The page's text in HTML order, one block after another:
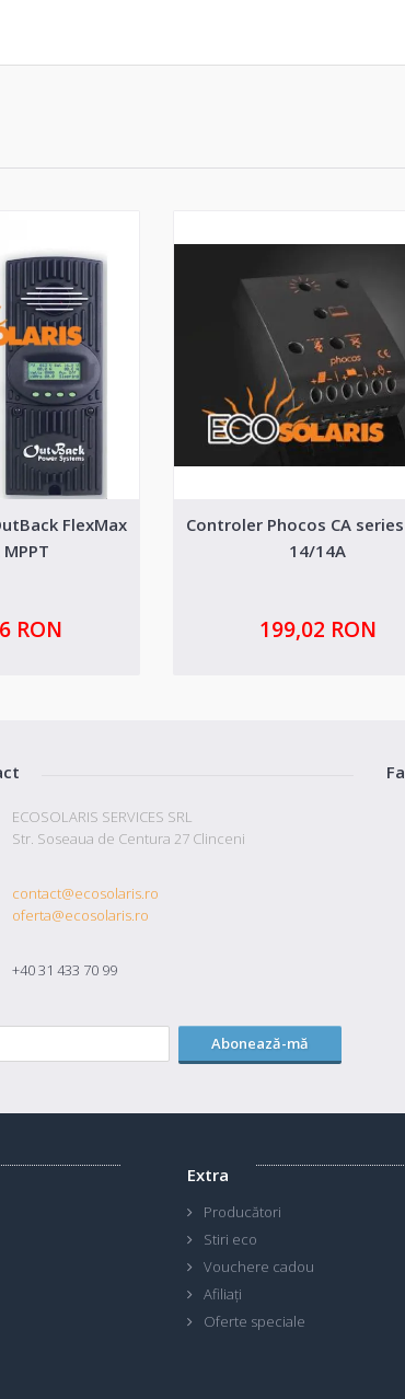
FlexMax
RON
Controler Phocos CA
14/14A
199,02 RON
ECOSOLARIS SERVICES SRL
Str. Soseaua de Centura 27 Clinceni
contact@ecosolaris.ro
oferta@ecosolaris.ro
+40 31 433 70 99
Abonează-mă
Extra
Producători
Stiri eco
Vouchere cadou
Afiliaţi
Oferte speciale